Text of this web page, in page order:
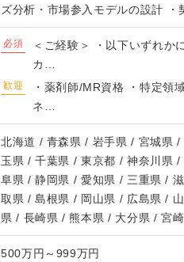
ズ分析・市場参入モデルの設計 ・
必須
＜ご経験＞ ・以下いずれ
カ…
歓迎
・薬剤師/MR資格 ・特定領
ネ…
北海道 / 青森県 / 岩手県 / 宮城県
玉県 / 千葉県 / 東京都 / 神奈川県
阜県 / 静岡県 / 愛知県 / 三重県 /
取県 / 島根県 / 岡山県 / 広島県 /
県 / 長崎県 / 熊本県 / 大分県 / 宮
500万円～999万円